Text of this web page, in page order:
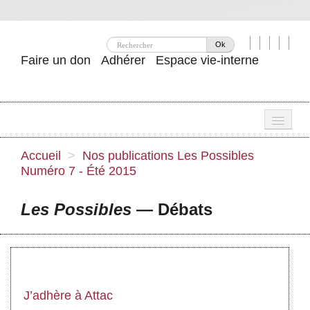
Ok
Faire un don Adhérer Espace vie-interne
Attac ?
Nos idées
Se mobiliser
Agenda
Accueil > Nos publications Les Possibles
Numéro 7 - Été 2015
Les Possibles — Débats
J’adhère à Attac